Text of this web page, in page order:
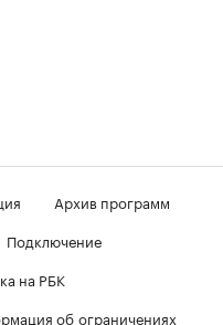
Архив программ
Подключение
на РБК
об ограничениях